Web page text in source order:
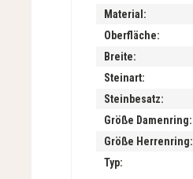
Material:
Oberfläche:
Breite:
Steinart:
Steinbesatz:
Größe Damenring:
Größe Herrenring:
Typ: